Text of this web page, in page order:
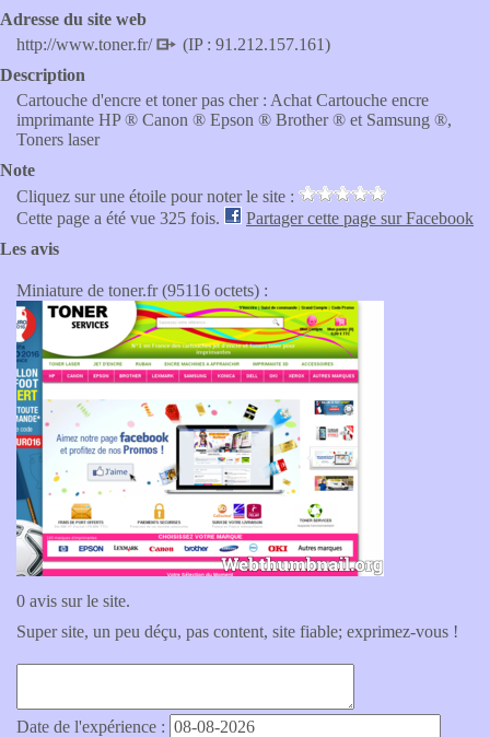
Adresse du site web
http://www.toner.fr/
(IP : 91.212.157.161)
Description
Cartouche d'encre et toner pas cher : Achat Cartouche encre
imprimante HP ® Canon ® Epson ® Brother ® et Samsung ®,
Toners laser
Note
Cliquez sur une étoile pour noter le site :
Cette page a été vue 325 fois.
Partager cette page sur Facebook
Les avis
Miniature de toner.fr (95116 octets) :
0 avis sur le site.
Super site, un peu déçu, pas content, site fiable; exprimez-vous !
Date de l'expérience :